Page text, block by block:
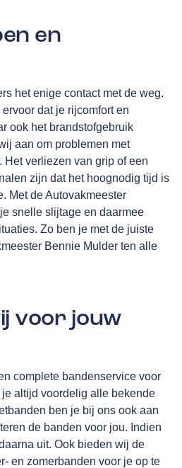
en
het enige contact met de weg.
dat je rijcomfort en
ook het brandstofgebruik
aan om problemen met
Het verliezen van grip of een
zijn dat het hoognodig tijd is
Met de Autovakmeester
snelle slijtage en daarmee
Zo ben je met de juiste
Bennie Mulder ten alle
voor jouw
complete bandenservice voor
altijd voordelig alle bekende
ben je bij ons ook aan
de banden voor jou. Indien
uit. Ook bieden wij de
en zomerbanden voor je op te